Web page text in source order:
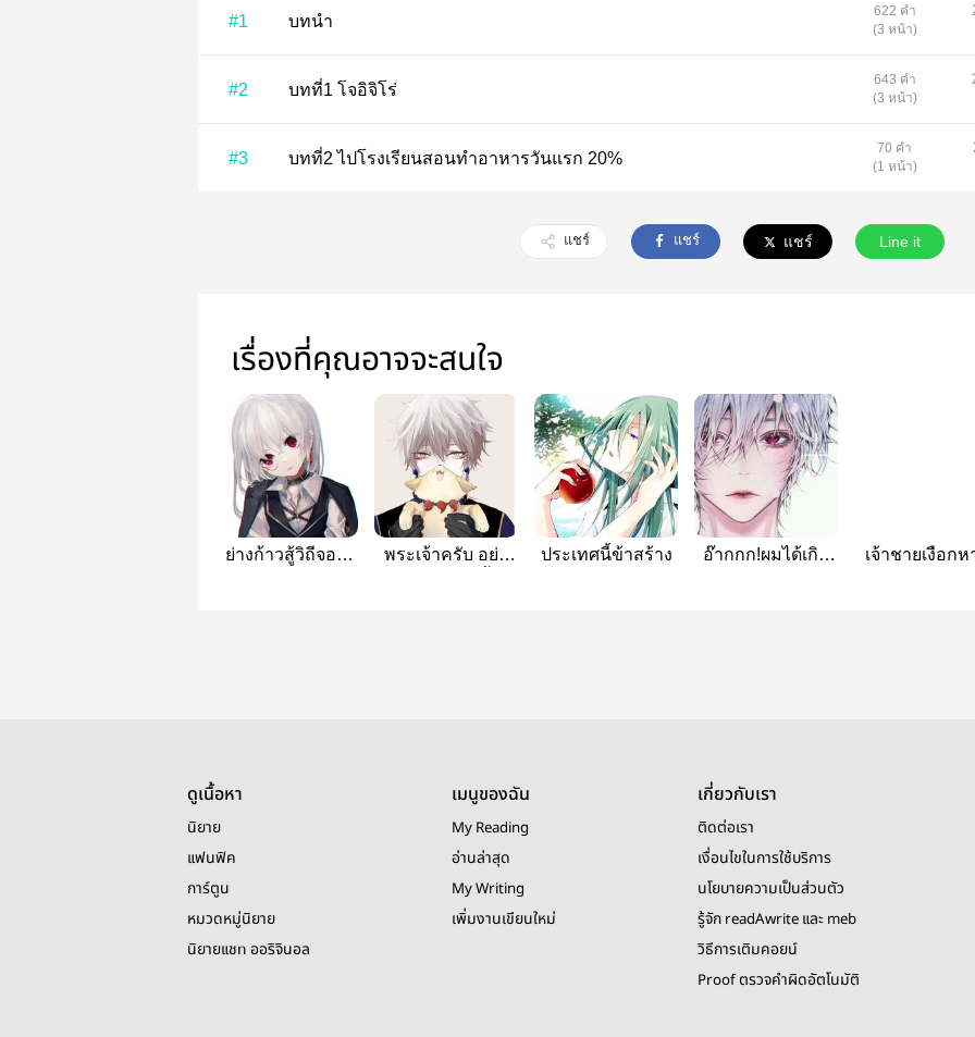
#1 บทนำ
622 คำ
(3 หน้า)
#2 บทที่1 โจอิจิโร่
643 คำ
(3 หน้า)
#3 บทที่2 ไปโรงเรียนสอนทำอาหารวันแรก 20%
70 คำ
(1 หน้า)
แชร์ แชร์ แชร์ Line it
เรื่องที่คุณอาจจะสนใจ
ย่างก้าวสู้วิถีจอม
พระเจ้าครับ อย่า
ประเทศนี้ข้าสร้าง
อ๊ากกก!ผมได้เกิด
เจ้าชายเงือกห
ดูเนื้อหา
นิยาย
แฟนฟิค
การ์ตูน
หมวดหมู่นิยาย
นิยายแชท ออริจินอล
เมนูของฉัน
My Reading
อ่านล่าสุด
My Writing
เพิ่มงานเขียนใหม่
เกี่ยวกับเรา
ติดต่อเรา
เงื่อนไขในการใช้บริการ
นโยบายความเป็นส่วนตัว
รู้จัก readAwrite และ meb
วิธีการเติมคอยน์
Proof ตรวจคำผิดอัตโนมัติ